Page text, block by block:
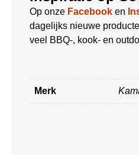
Op onze Facebook en
dagelijks nieuwe
veel BBQ-, kook- en
Merk